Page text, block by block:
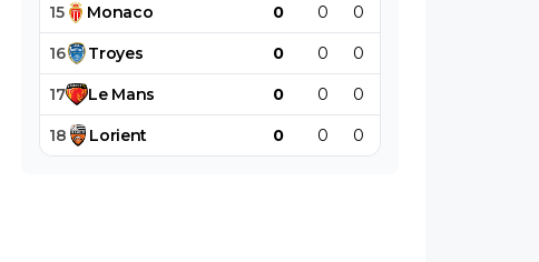
15 Monaco 0 0 0
16 Troyes 0 0 0
17 Le Mans 0 0 0
18 Lorient 0 0 0